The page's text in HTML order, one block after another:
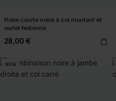
Robe courte noire à col montant et
ourlet festonné
28,00 €
NEW